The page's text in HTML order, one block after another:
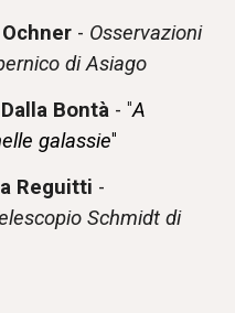
- Osservazioni
di Asiago
Bontà -"A
galassie"
Reguitti -
Schmidt di